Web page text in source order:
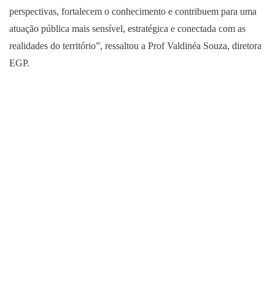
perspectivas, fortalecem o conhecimento e contribuem para uma
atuação pública mais sensível, estratégica e conectada com as
realidades do território”, ressaltou a Prof Valdinéa Souza, diretora
EGP.